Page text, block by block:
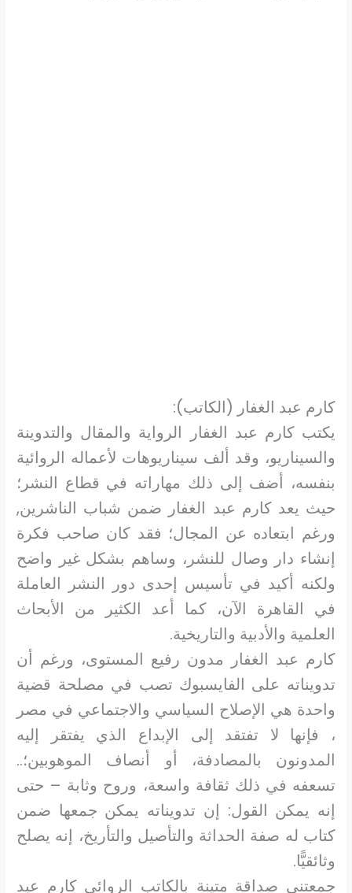
كارم عبد الغفار (الكاتب):
يكتب كارم عبد الغفار الرواية والمقال والتدوينة
والسيناريو، وقد ألف سيناريوهات لأعماله الروائية
بنفسه، أضف إلى ذلك مهاراته في قطاع النشر؛
حيث يعد كارم عبد الغفار ضمن شباب الناشرين,
ورغم ابتعاده عن المجال؛ فقد كان صاحب فكرة
إنشاء دار وصال للنشر، وساهم بشكل غير واضح
ولكنه أكيد في تأسيس إحدى دور النشر العاملة
في القاهرة الآن، كما أعد الكثير من الأبحاث
العلمية والأدبية والتاريخية.
كارم عبد الغفار مدون رفيع المستوى، ورغم أن
تدويناته على الفايسبوك تصب في مصلحة قضية
واحدة هي الإصلاح السياسي والاجتماعي في مصر
، فإنها لا تفتقد إلى الإبداع الذي يفتقر إليه
المدونون بالمصادفة، أو أنصاف الموهوبين؛..
تسعفه في ذلك ثقافة واسعة، وروح وثابة – حتى
إنه يمكن القول: إن تدويناته يمكن جمعها ضمن
كتاب له صفة الحداثة والتأصيل والتأريخ، إنه يصلح
وثائقيًّا.
جمعتني صداقة متينة بالكاتب الروائي كارم عبد